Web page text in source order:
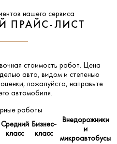
нашего сервиса
ПРАЙС-ЛИСТ
стоимость работ. Цена
авто, видом и степенью
пожалуйста, направьте
автомобиля.
работы
Средний
класс
Бизнес-
класс
Внедорожники
и
микроавтобусы